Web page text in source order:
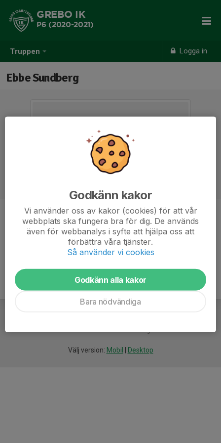
Truppen Logga in
GREBO IK
P6 (2020-2021)
Ebbe Sundberg
Position
-
4 år
Försmartaidrottsföreningar
Välj version: Mobil Desktop
Godkänn kakor
Vi använder oss av kakor (cookies) för att vår
webbplats ska fungera bra för dig. De används
även för webbanalys i syfte att hjälpa oss att
förbättra våra tjänster.
Så använder vi cookies
Godkänn alla kakor
Bara nödvändiga